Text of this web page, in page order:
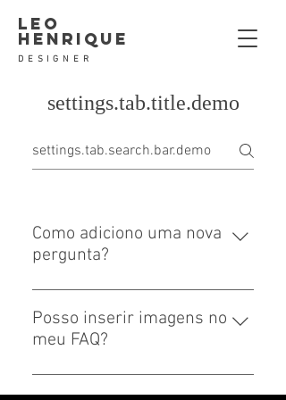
leo
henrique
DESIGNER
settings.tab.title.demo
Como adiciono uma nova
pergunta?
Para adicionar uma nova pergunta,
vá nas configurações do aplicativo e
clique no botão 'Gerenciar'.
Posso inserir imagens no
meu FAQ?
Sim! Para adicionar uma imagem,